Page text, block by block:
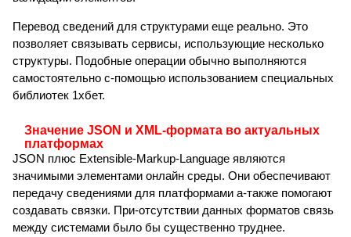
Перевод сведений для структурами еще реально. Это
позволяет связывать сервисы, использующие несколько
структуры. Подобные операции обычно выполняются
самостоятельно с-помощью использованием специальных
библиотек 1хбет.
Значение JSON и XML-формата во актуальных
платформах
JSON плюс Extensible-Markup-Language являются
значимыми элементами онлайн среды. Они обеспечивают
передачу сведениями для платформами а-также помогают
создавать связки. При-отсутствии данных форматов связь
между системами было бы существенно труднее.